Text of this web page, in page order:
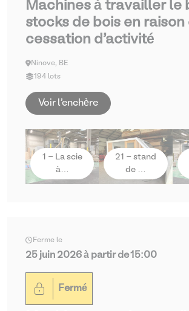
Machines à travailler le
stocks de bois en raison
cessation d'activité
Ninove, BE
194 lots
Voir l'enchère
1 - La scie
à…
21 - stand
de …
Ferme le
25 juin 2026 à partir de 15:00
Fermé